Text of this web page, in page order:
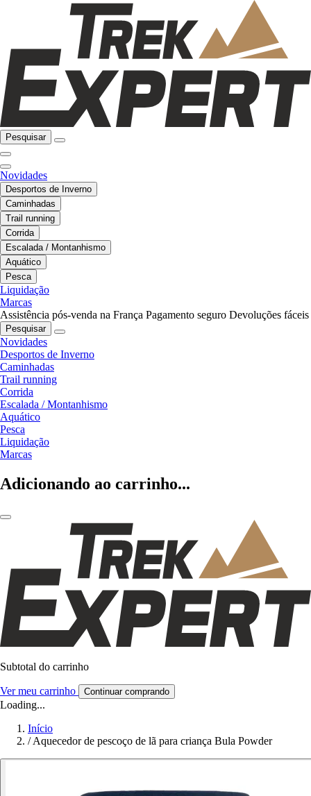
Pesquisar
Novidades
Desportos de Inverno
Caminhadas
Trail running
Corrida
Escalada / Montanhismo
Aquático
Pesca
Liquidação
Marcas
Assistência pós-venda na França Pagamento seguro Devoluções fáceis
Pesquisar
Novidades
Desportos de Inverno
Caminhadas
Trail running
Corrida
Escalada / Montanhismo
Aquático
Pesca
Liquidação
Marcas
Adicionando ao carrinho...
Subtotal do carrinho
Ver meu carrinho Continuar comprando
Loading...
Início
/ Aquecedor de pescoço de lã para criança Bula Powder